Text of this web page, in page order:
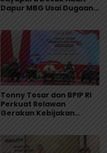
Dapur MBG Usai Dugaan
Tonny Tesar dan BPIP RI
Perkuat Relawan
Gerakan Kebijakan